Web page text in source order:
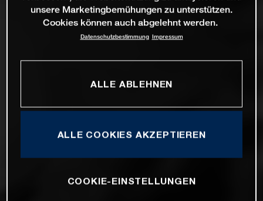
unsere Marketingbemühungen zu unterstützen.
Cookies können auch abgelehnt werden.
Datenschutzbestimmung Impressum
ALLE ABLEHNEN
ALLE COOKIES AKZEPTIEREN
COOKIE-EINSTELLUNGEN